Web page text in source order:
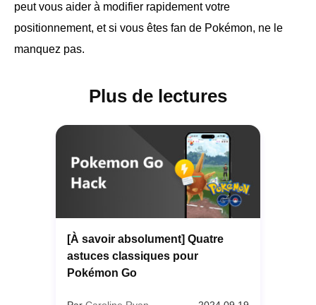
peut vous aider à modifier rapidement votre
positionnement, et si vous êtes fan de Pokémon, ne le
manquez pas.
Plus de lectures
[À savoir absolument] Quatre
astuces classiques pour
Pokémon Go